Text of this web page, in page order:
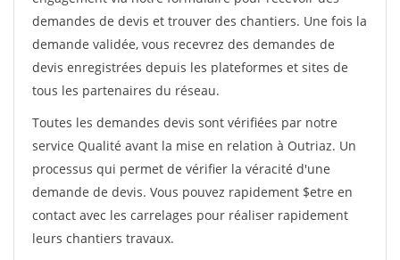
demandes de devis et trouver des chantiers. Une fois la
demande validée, vous recevrez des demandes de
devis enregistrées depuis les plateformes et sites de
tous les partenaires du réseau.
Toutes les demandes devis sont vérifiées par notre
service Qualité avant la mise en relation à Outriaz. Un
processus qui permet de vérifier la véracité d'une
demande de devis. Vous pouvez rapidement $etre en
contact avec les carrelages pour réaliser rapidement
leurs chantiers travaux.